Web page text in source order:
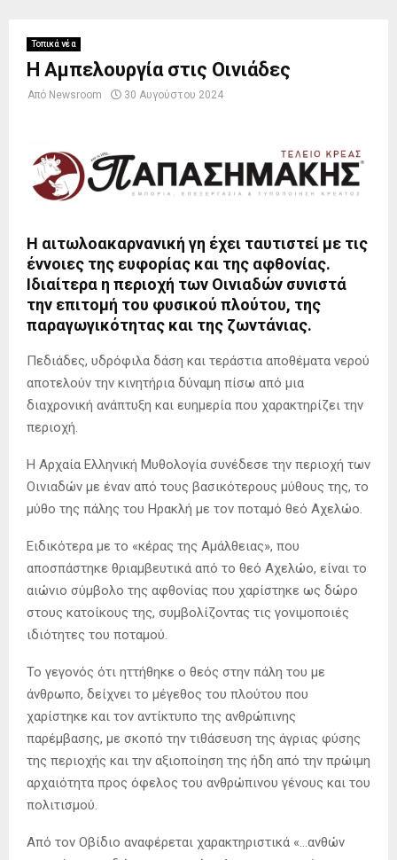
Τοπικά νέα
Η Αμπελουργία στις Οινιάδες
Από Newsroom 30 Αυγούστου 2024
Η αιτωλοακαρνανική γη έχει ταυτιστεί µε τις
έννοιες της ευφορίας και της αφθονίας.
Ιδιαίτερα η περιοχή των Οινιαδών συνιστά
την επιτομή του φυσικού πλούτου, της
παραγωγικότητας και της ζωντάνιας.
Πεδιάδες, υδρόφιλα δάση και τεράστια αποθέματα νερού
αποτελούν την κινητήρια δύναμη πίσω από μια
διαχρονική ανάπτυξη και ευημερία που χαρακτηρίζει την
περιοχή.
Η Αρχαία Ελληνική Μυθολογία συνέδεσε την περιοχή των
Οινιαδών µε έναν από τους βασικότερους µύθους της, το
µύθο της πάλης του Ηρακλή µε τον ποταµό θεό Αχελώο.
Ειδικότερα με το «κέρας της Αµάλθειας», που
αποσπάστηκε θριαµβευτικά από το θεό Αχελώο, είναι το
αιώνιο σύµβολο της αφθονίας που χαρίστηκε ως δώρο
στους κατοίκους της, συµβολίζοντας τις γονιµοποιές
ιδιότητες του ποταµού.
Το γεγονός ότι ηττήθηκε o θεός στην πάλη του µε
άνθρωπο, δείχνει το μέγεθος του πλούτου που
χαρίστηκε και τον αντίκτυπο της ανθρώπινης
παρέμβασης, με σκοπό την τιθάσευση της άγριας φύσης
της περιοχής και την αξιοποίηση της ήδη από την πρώιμη
αρχαιότητα προς όφελος του ανθρώπινου γένους και του
πολιτισμού.
Από τον Οβίδιο αναφέρεται χαρακτηριστικά «…ανθών